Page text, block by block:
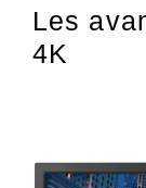
Les
4K